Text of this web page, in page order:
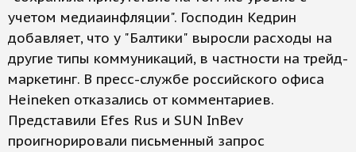
учетом медиаинфляции". Господин Кедрин
добавляет, что у "Балтики" выросли расходы на
другие типы коммуникаций, в частности на трейд-
маркетинг. В пресс-службе российского офиса
Heineken отказались от комментариев.
Представили Efes Rus и SUN InBev
проигнорировали письменный запрос